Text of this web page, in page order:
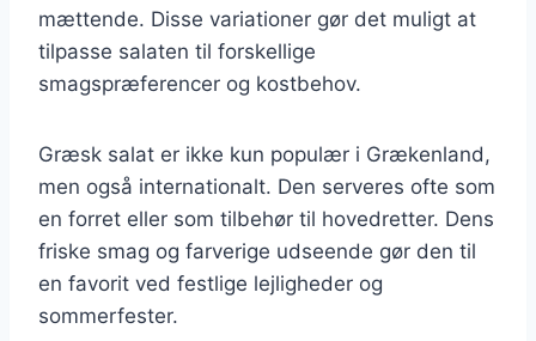
mættende. Disse variationer gør det muligt at
tilpasse salaten til forskellige
smagspræferencer og kostbehov.
Græsk salat er ikke kun populær i Grækenland,
men også internationalt. Den serveres ofte som
en forret eller som tilbehør til hovedretter. Dens
friske smag og farverige udseende gør den til
en favorit ved festlige lejligheder og
sommerfester.